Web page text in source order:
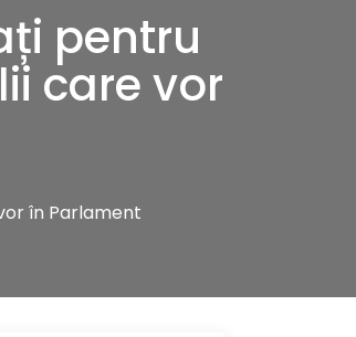
pentru
care vor
în Parlament